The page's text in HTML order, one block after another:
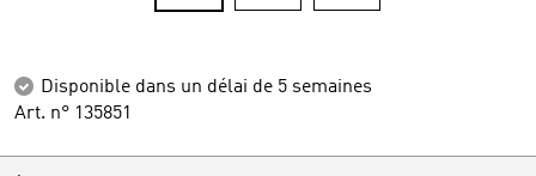
Disponible dans un délai de 5 semaines
Art. n° 135851